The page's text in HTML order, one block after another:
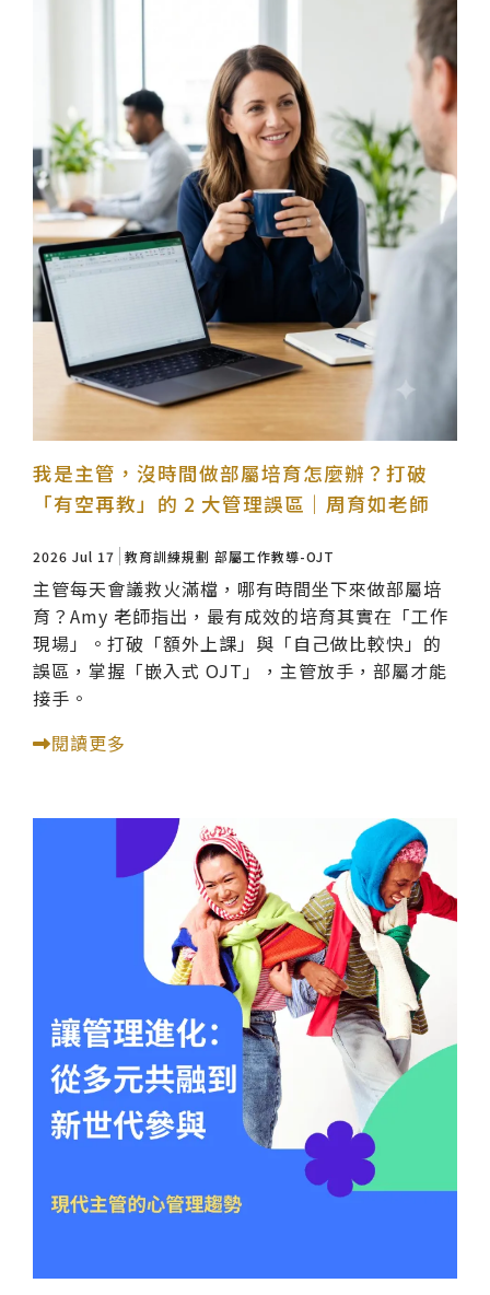
我是主管，沒時間做部屬培育怎麼辦？打破
「有空再教」的 2 大管理誤區｜周育如老師
2026 Jul 17 教育訓練規劃 部屬工作教導-OJT
主管每天會議救火滿檔，哪有時間坐下來做部屬培
育？Amy 老師指出，最有成效的培育其實在「工作
現場」。打破「額外上課」與「自己做比較快」的
誤區，掌握「嵌入式 OJT」，主管放手，部屬才能
接手。
閱讀更多